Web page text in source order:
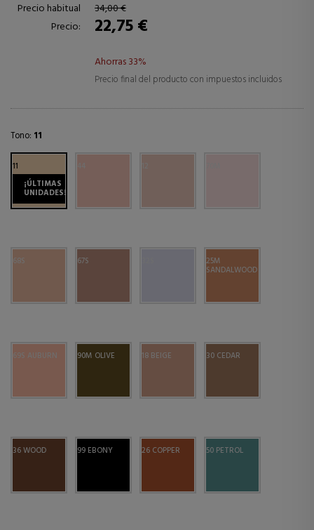
Precio habitual
34,00 €
Precio:
22,75 €
Ahorras 33%
Precio final del producto con impuestos incluidos
Tono: 11
11
¡ÚLTIMAS
UNIDADES!
68S 67S 25M
SANDALWOOD
69S AUBURN​​ 90M OLIVE​ 18 BEIGE 30 CEDAR
36 WOOD 99 EBONY 26 COPPER 50 PETROL